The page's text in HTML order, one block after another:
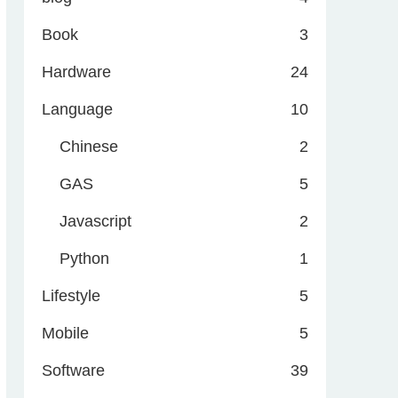
Book 3
Hardware 24
Language 10
Chinese 2
GAS 5
Javascript 2
Python 1
Lifestyle 5
Mobile 5
Software 39